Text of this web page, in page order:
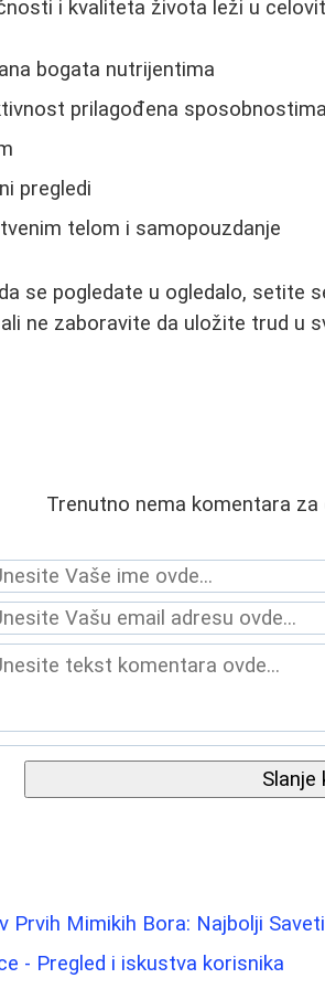
i kvaliteta života leži u
bogata nutrijentima
prilagođena sposobnostima
pregledi
telom i samopouzdanje
se pogledate u ogledalo, setite
ne zaboravite da uložite trud u
Trenutno nema komentara za
Slanje
Prvih Mimikih Bora: Najbolji
- Pregled i iskustva korisnika